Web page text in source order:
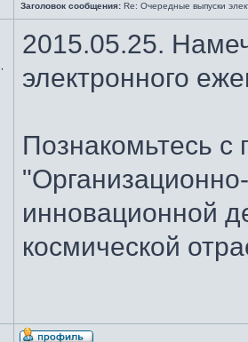
Заголовок сообщения: Re: Очередные выпуски
2015.05.25.
электронного
Познакомьтесь
инновационной
космической